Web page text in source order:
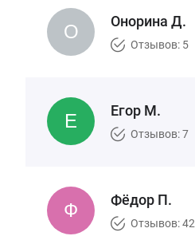
Онорина Д.
Отзывов: 5
Егор М.
Отзывов: 7
Фёдор П.
Отзывов: 42